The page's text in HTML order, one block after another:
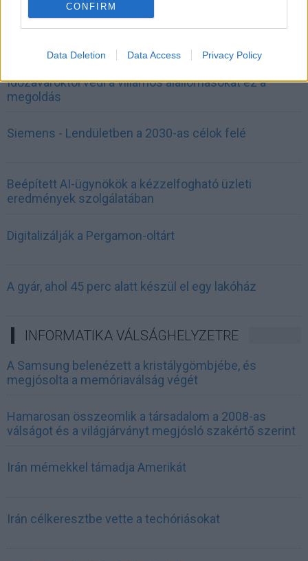
CONFIRM
Data Deletion Data Access Privacy Policy
CÉGINFÓ HÍREK
Időzavaroktól védi a villamos alállomásokat ez a
megoldás
Siemens - Lendületben a 2030-as célok felé
Beépített AI-ügynökök a kézzelfogható üzleti
eredmények szolgálatában
Digitalizálják a Pergamon-oltárt
A gyár, ahol 45 perc alatt készül el egy lakóház
INFORMATIKA VÁLSÁGHELYZETRE
A Samsung belenézett a kristálygömbjébe, és
megjósolta a memóriaválság végét
Hamarosan összeomlik a társadalom a 2008-as
válságot és a világjárványt megjósló szakértő szerint
Irán mémekkel támadja Amerikát
Irán célkeresztbe vette a techóriásokat